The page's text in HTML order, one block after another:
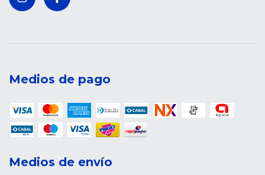
Medios de pago
Medios de envío